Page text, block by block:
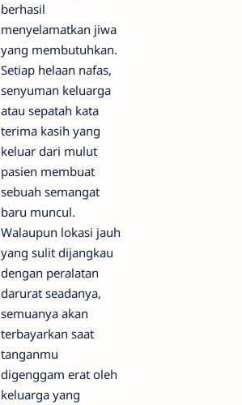
berhasil
menyelamatkan jiwa
yang membutuhkan.
Setiap helaan nafas,
senyuman keluarga
atau sepatah kata
terima kasih yang
keluar dari mulut
pasien membuat
sebuah semangat
baru muncul.
Walaupun lokasi jauh
yang sulit dijangkau
dengan peralatan
darurat seadanya,
semuanya akan
terbayarkan saat
tanganmu
digenggam erat oleh
keluarga yang